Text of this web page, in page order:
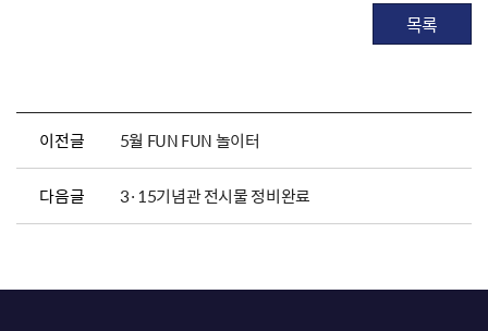
목록
이전글 5월 FUN FUN 놀이터
다음글 3·15기념관 전시물 정비완료